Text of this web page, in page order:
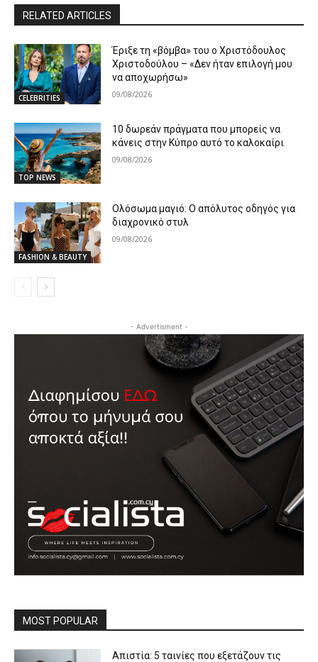
RELATED ARTICLES
CELEBRITIES
Έριξε τη «βόμβα» του ο Χριστόδουλος
Χριστοδούλου – «Δεν ήταν επιλογή μου
να αποχωρήσω»
09/08/2026
TOP NEWS
10 δωρεάν πράγματα που μπορείς να
κάνεις στην Κύπρο αυτό το καλοκαίρι
09/08/2026
FASHION & BEAUTY
Ολόσωμα μαγιό: Ο απόλυτος οδηγός για
διαχρονικό στυλ
09/08/2026
- Advertisment -
MOST POPULAR
Απιστία: 5 ταινίες που εξετάζουν τις